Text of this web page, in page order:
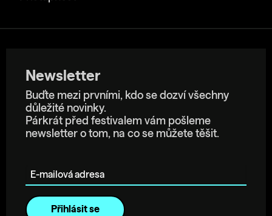
Newsletter
Buďte mezi prvními, kdo se dozví všechny
důležité novinky.
Párkrát před festivalem vám pošleme
newsletter o tom, na co se můžete těšit.